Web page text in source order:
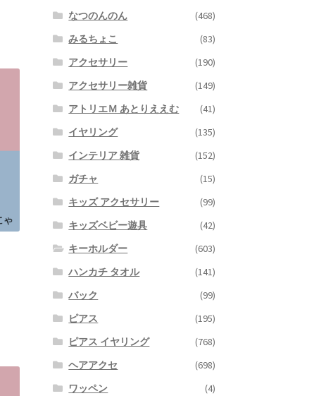
なつのんのん
(468)
みるちょこ
(83)
アクセサリー
(190)
アクセサリー雑貨
(149)
アトリエＭ あとりええむ
(41)
イヤリング
(135)
インテリア 雑貨
(152)
ガチャ
(15)
キッズ アクセサリー
(99)
キッズベビー遊具
(42)
キーホルダー
(603)
ハンカチ タオル
(141)
バック
(99)
ピアス
(195)
ピアス イヤリング
(768)
ヘアアクセ
(698)
ワッペン
(4)